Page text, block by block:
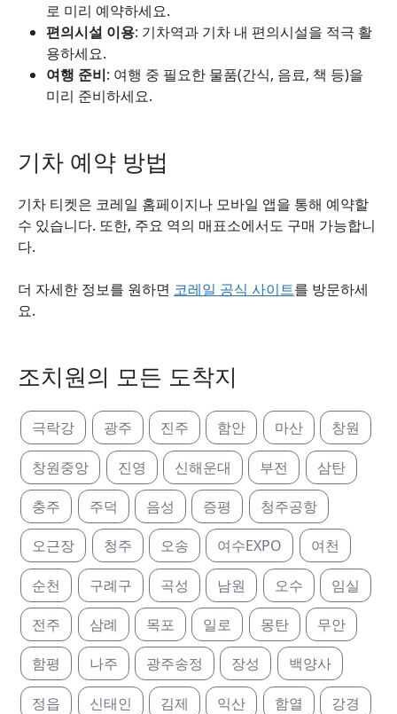
로 미리 예약하세요.
편의시설 이용: 기차역과 기차 내 편의시설을 적극 활
용하세요.
여행 준비: 여행 중 필요한 물품(간식, 음료, 책 등)을
미리 준비하세요.
기차 예약 방법
기차 티켓은 코레일 홈페이지나 모바일 앱을 통해 예약할
수 있습니다. 또한, 주요 역의 매표소에서도 구매 가능합니
다.
더 자세한 정보를 원하면 코레일 공식 사이트를 방문하세
요.
조치원의 모든 도착지
극락강 광주 진주 함안 마산 창원
창원중앙 진영 신해운대 부전 삼탄
충주 주덕 음성 증평 청주공항
오근장 청주 오송 여수EXPO 여천
순천 구례구 곡성 남원 오수 임실
전주 삼례 목포 일로 몽탄 무안
함평 나주 광주송정 장성 백양사
정읍 신태인 김제 익산 함열 강경